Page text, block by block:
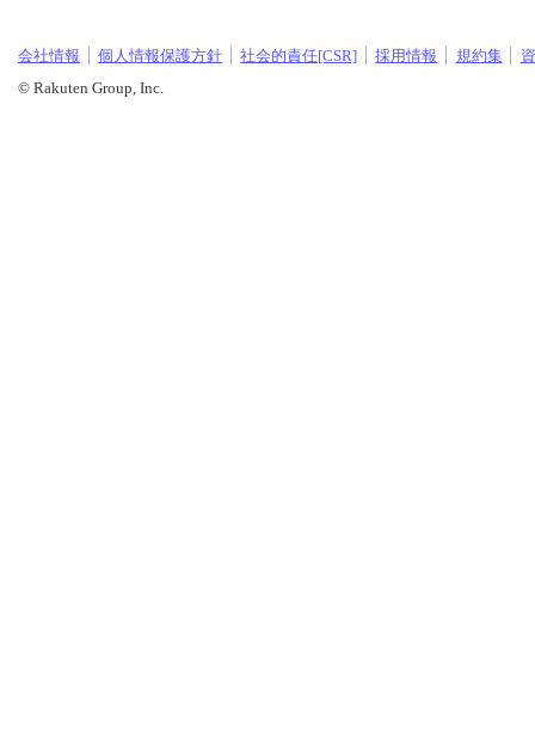
会社情報 個人情報保護方針 社会的責任[CSR] 採用情報 規約集
© Rakuten Group, Inc.